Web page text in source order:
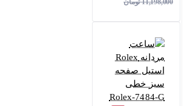
11,198,000 تومان